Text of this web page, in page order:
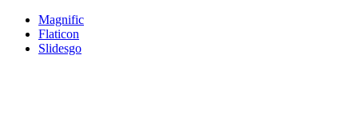
Magnific
Flaticon
Slidesgo